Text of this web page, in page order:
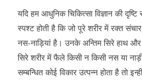
यदि हम आधुनिक चिकित्सा विज्ञान की
स्पश्ट होती है कि जो पूरे शरीर में रक्त
नस-नाड़ियां है। उनके अन्तिम सिरे हाथ
सिरे शरीर में फैले किसी न किसी नस या
सम्बन्धित कोई विकार उत्पन्न होता है तो